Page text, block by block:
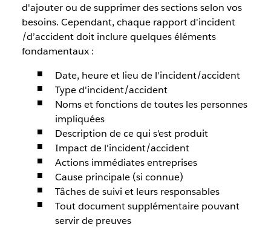
d'ajouter ou de supprimer des sections selon vos
besoins. Cependant, chaque rapport d'incident
/d’accident doit inclure quelques éléments
fondamentaux :
Date, heure et lieu de l'incident/accident
Type d'incident/accident
Noms et fonctions de toutes les personnes
impliquées
Description de ce qui s'est produit
Impact de l'incident/accident
Actions immédiates entreprises
Cause principale (si connue)
Tâches de suivi et leurs responsables
Tout document supplémentaire pouvant
servir de preuves